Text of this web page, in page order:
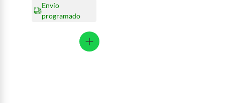
Envío
programado